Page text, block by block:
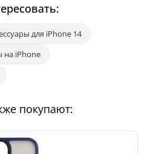
для iPhone 14
на iPhone
покупают: